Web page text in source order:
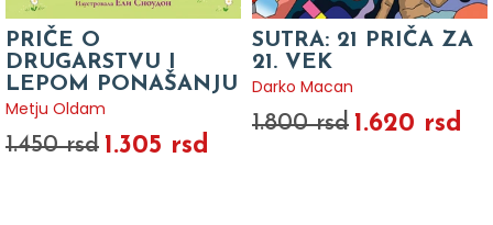
PRIČE O
DRUGARSTVU I
LEPOM PONAŠANJU
Metju Oldam
1.450 rsd 1.305 rsd
SUTRA: 21 PRIČA ZA
21. VEK
Darko Macan
1.800 rsd 1.620 rsd